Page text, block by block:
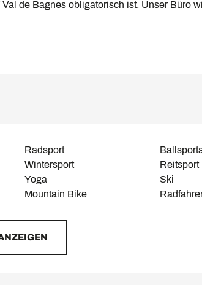
de Bagnes obligatorisch ist. Unser Büro
Radsport
Wintersport
Reitsport
Yoga
Ski
Mountain Bike